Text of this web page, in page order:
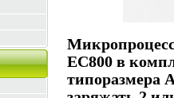
EC800 в
типоразмера